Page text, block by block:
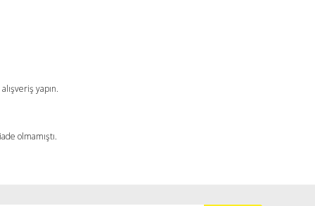
yapın.
olmamıştı.